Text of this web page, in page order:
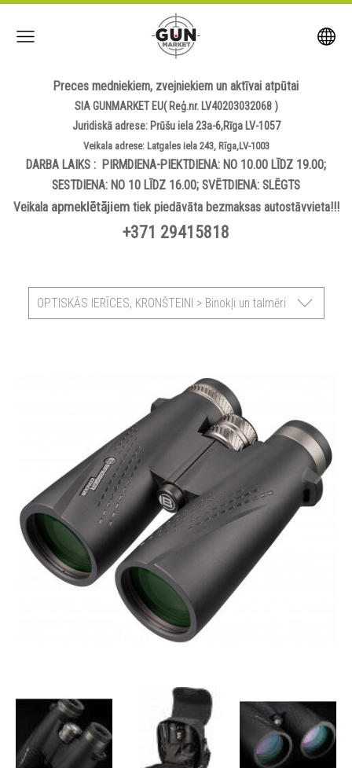
Preces medniekiem, zvejniekiem un aktīvai atpūtai
SIA GUNMARKET EU( Reģ.nr. LV40203032068 )
Juridiskā adrese: Prūšu iela 23a-6,Rīga LV-1057
Veikala adrese: Latgales iela 243, Rīga,LV-1003
DARBA LAIKS : PIRMDIENA-PIEKTDIENA: NO 10.00 LĪDZ 19.00;
SESTDIENA: NO 10 LĪDZ 16.00; SVĒTDIENA: SLĒGTS
Veikala apmeklētājiemtiek piedāvāta bezmaksas autostāvvieta!!!
+371 29415818
OPTISKĀS IERĪCES, KRONŠTEINI > Binokļi un talmēri